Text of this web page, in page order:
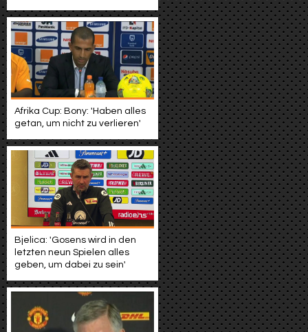
Afrika Cup: Bony: 'Haben alles
getan, um nicht zu verlieren'
Bjelica: 'Gosens wird in den
letzten neun Spielen alles
geben, um dabei zu sein'